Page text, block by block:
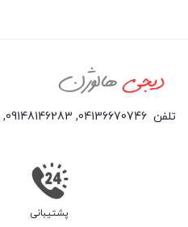
تلفن 04136670746
,
09148146283
,
پشتیبانی